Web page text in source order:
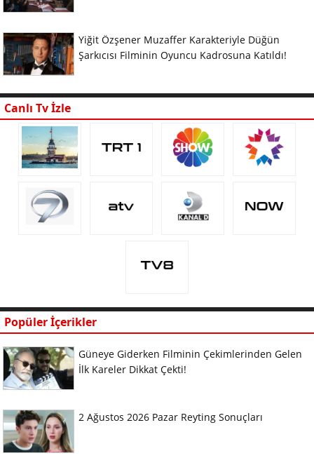
Yiğit Özşener Muzaffer Karakteriyle Düğün
Şarkıcısı Filminin Oyuncu Kadrosuna Katıldı!
Canlı Tv İzle
Popüler İçerikler
Güneye Giderken Filminin Çekimlerinden Gelen
İlk Kareler Dikkat Çekti!
2 Ağustos 2026 Pazar Reyting Sonuçları